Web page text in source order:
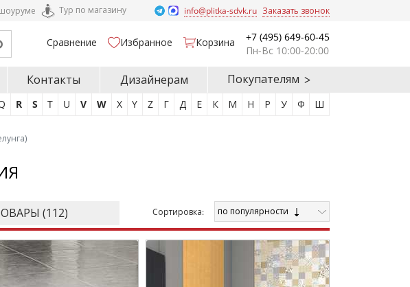
Тур по магазину info@plitka-sdvk.ru Заказать звонок
Сравнение Избранное Корзина
+7 (495) 649-60-45
Пн-Вс 10:00-20:00
Контакты Дизайнерам Покупателям
R S T U V W X Y Z Г Д Е К М Н Р У Ф Ш
(112) Cортировка: по популярности